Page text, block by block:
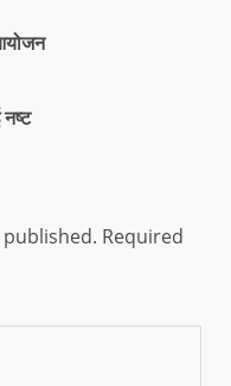
Required